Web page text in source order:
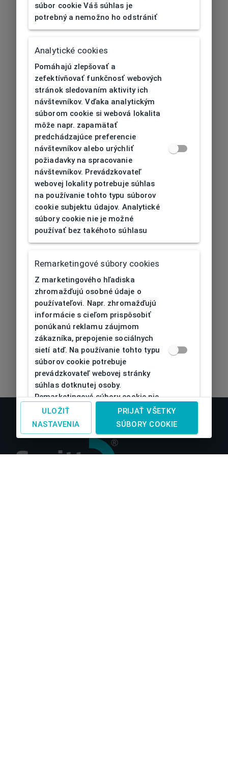
404| Nenájdené
súbor cookie Váš súhlas je
potrebný a nemožno ho odstrániť
Analytické cookies
Pomáhajú zlepšovať a
zefektívňovať funkčnosť webových
stránok sledovaním aktivity ich
návštevníkov. Vďaka analytickým
súborom cookie si webová lokalita
môže napr. zapamätať
predchádzajúce preferencie
návštevníkov alebo urýchliť
požiadavky na spracovanie
návštevníkov. Prevádzkovateľ
webovej lokality potrebuje súhlas
na používanie tohto typu súborov
cookie subjektu údajov. Analytické
súbory cookie nie je možné
používať bez takéhoto súhlasu
Remarketingové súbory cookies
Z marketingového hľadiska
zhromažďujú osobné údaje o
používateľovi. Napr. zhromažďujú
informácie s cieľom prispôsobiť
ponúkanú reklamu záujmom
zákazníka, prepojenie sociálnych
sietí atď. Na používanie tohto typu
súborov cookie potrebuje
prevádzkovateľ webovej stránky
súhlas dotknutej osoby.
Remarketingové súbory cookie nie
je možné bez takéhoto súhlasu
používať
ULOŽIŤ
NASTAVENIA
PRIJAŤ VŠETKY
SÚBORY COOKIE